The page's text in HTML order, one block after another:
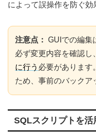
によって誤操作を防ぐ効
注意点： GUIでの編集
必ず変更内容を確認し、
に行う 必要があります
ため、事前のバックア
SQLスクリプトを